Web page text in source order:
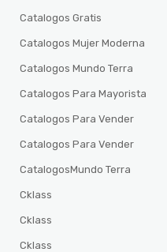
Catalogos Gratis
Catalogos Mujer Moderna
Catalogos Mundo Terra
Catalogos Para Mayorista
Catalogos Para Vender
Catalogos Para Vender
CatalogosMundo Terra
Cklass
Cklass
Cklass